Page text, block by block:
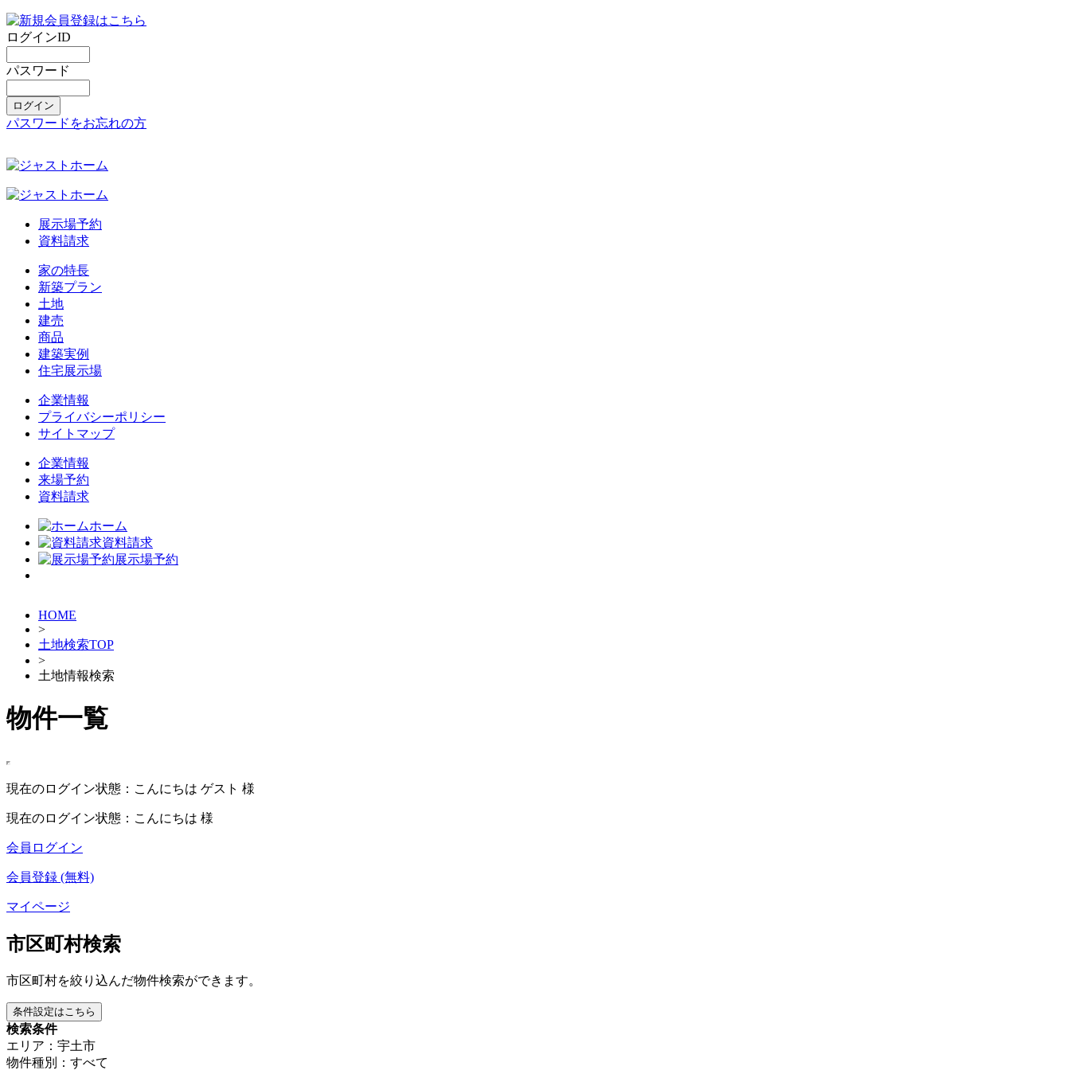
ログインID
パスワード
パスワードをお忘れの方
展示場予約
資料請求
家の特長
新築プラン
土地
建売
商品
建築実例
住宅展示場
企業情報
プライバシーポリシー
サイトマップ
企業情報
来場予約
資料請求
ホーム
資料請求
展示場予約
HOME
>
土地検索TOP
>
土地情報検索
物件一覧
現在のログイン状態：こんにちは ゲスト 様
現在のログイン状態：こんにちは 様
会員ログイン
会員登録 (無料)
マイページ
市区町村検索
市区町村を絞り込んだ物件検索ができます。
条件設定はこちら
検索条件
エリア：宇土市
物件種別：すべて